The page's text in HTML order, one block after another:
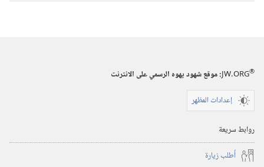
JW.ORG®
:‏ موقع شهود يهوه الرسمي على الانترنت
إعدادات المظهر
روابط سريعة
أُطلب زيارة